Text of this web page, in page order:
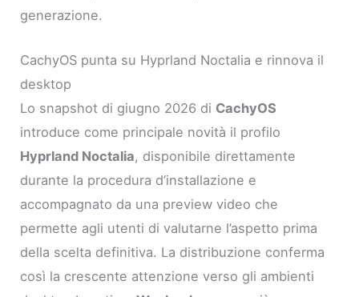
generazione.
CachyOS punta su Hyprland Noctalia e rinnova il
desktop
Lo snapshot di giugno 2026 di CachyOS
introduce come principale novità il profilo
Hyprland Noctalia, disponibile direttamente
durante la procedura d’installazione e
accompagnato da una preview video che
permette agli utenti di valutarne l’aspetto prima
della scelta definitiva. La distribuzione conferma
così la crescente attenzione verso gli ambienti